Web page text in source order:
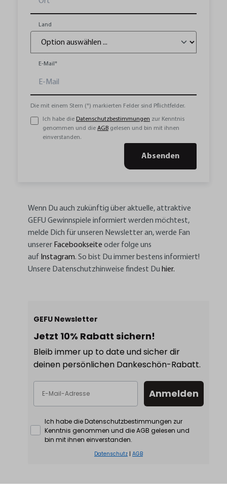
Land
E-Mail*
Die mit einem Stern (*) markierten Felder sind Pflichtfelder.
Ich habe die Datenschutzbestimmungen zur Kenntnis
genommen und die AGB gelesen und bin mit ihnen
einverstanden.
Absenden
Wenn Du auch zukünftig über aktuelle, attraktive
GEFU Gewinnspiele informiert werden möchtest,
melde Dich für unseren Newsletter an, werde Fan
unserer Facebookseite oder folge uns
auf Instagram. So bist Du immer bestens informiert!
Unsere Datenschutzhinweise findest Du hier.
GEFU Newsletter
Jetzt 10% Rabatt sichern!
Bleib immer up to date und sicher dir
deinen persönlichen Dankeschön-Rabatt.
Anmelden
Ich habe die Datenschutzbestimmungen zur
Kenntnis genommen und die AGB gelesen und
bin mit ihnen einverstanden.
Datenschutz | AGB